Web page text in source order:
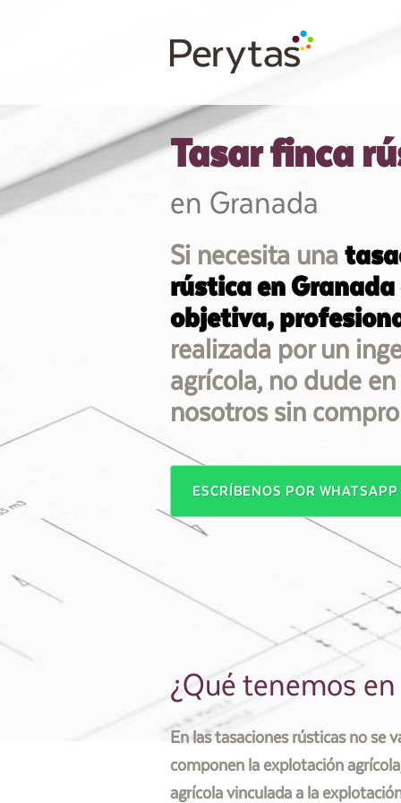
Tasar finca
en Granada
Si necesita una
rústica en
objetiva,
realizada por un
agrícola, no dude
nosotros sin
ESCRÍBENOS POR WHATSAPP
¿Qué tenemos
En las tasaciones rústicas no se
componen la explotación
agrícola vinculada a la